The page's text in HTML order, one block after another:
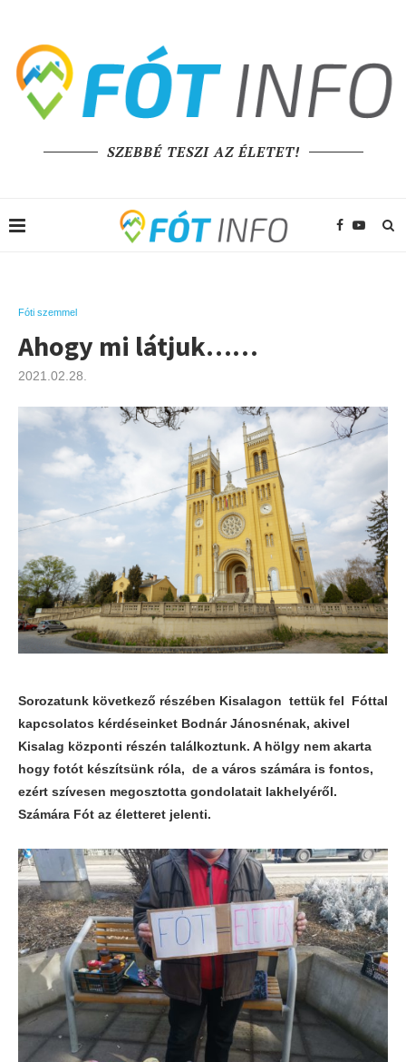
SZEBBÉ TESZI AZ ÉLETET!
Fóti szemmel
Ahogy mi látjuk……
2021.02.28.
Sorozatunk következő részében Kisalagon tettük fel Fóttal
kapcsolatos kérdéseinket Bodnár Jánosnénak, akivel
Kisalag központi részén találkoztunk. A hölgy nem akarta
hogy fotót készítsünk róla, de a város számára is fontos,
ezért szívesen megosztotta gondolatait lakhelyéről.
Számára Fót az életteret jelenti.